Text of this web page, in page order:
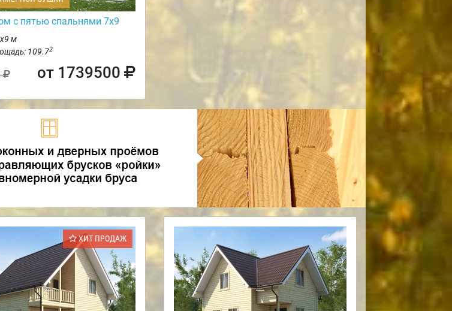
с пятью спальнями 7х9
м
109.72
от 1739500
ХИТ ПРОДАЖ